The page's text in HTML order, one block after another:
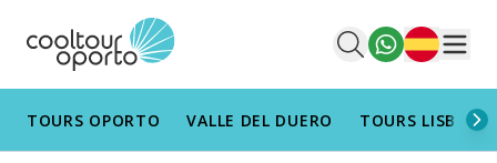
Español
TOURS OPORTO VALLE DEL DUERO TOURS LISBOA